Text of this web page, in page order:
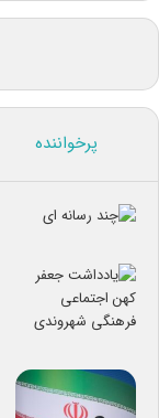
پرخواننده